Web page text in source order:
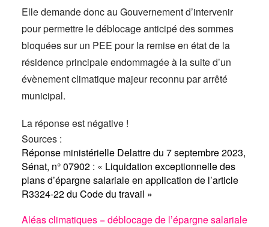
Elle demande donc au Gouvernement d’intervenir
pour permettre le déblocage anticipé des sommes
bloquées sur un PEE pour la remise en état de la
résidence principale endommagée à la suite d’un
évènement climatique majeur reconnu par arrêté
municipal.
La réponse est négative !
Sources :
Réponse ministérielle Delattre du 7 septembre 2023,
Sénat, n° 07902 : « Liquidation exceptionnelle des
plans d’épargne salariale en application de l’article
R3324-22 du Code du travail »
Aléas climatiques = déblocage de l’épargne salariale